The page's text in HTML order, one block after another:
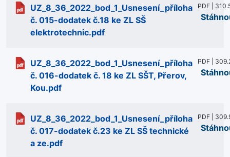
UZ_8_36_2022_bod_1_Usnesení_příloha
č. 015-dodatek č.18 ke ZL SŠ
elektrotechnic.pdf
PDF |
UZ_8_36_2022_bod_1_Usnesení_příloha
č. 016-dodatek č. 18 ke ZL SŠT, Přerov,
Kou.pdf
PDF |
UZ_8_36_2022_bod_1_Usnesení_příloha
č. 017-dodatek č.23 ke ZL SŠ technické
a ze.pdf
PDF |